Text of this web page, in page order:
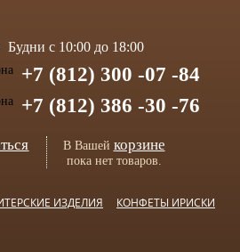
Будни с 10:00 до 18:00
+7 (812) 300 -07 -84
+7 (812) 386 -30 -76
В Вашей корзине
пока нет товаров.
ИЗДЕЛИЯ КОНФЕТЫ ИРИСКИ